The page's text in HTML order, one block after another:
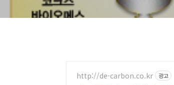
http://de-carbon.co.kr 광고